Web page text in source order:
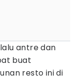
antre dan
buat
resto ini di